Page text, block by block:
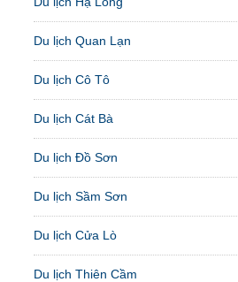
Du lịch Quan Lạn
Du lịch Cô Tô
Du lịch Cát Bà
Du lịch Đồ Sơn
Du lịch Sầm Sơn
Du lịch Cửa Lò
Du lịch Thiên Cầm